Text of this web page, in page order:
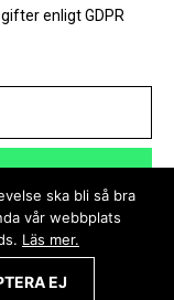
enligt GDPR
ska bli så bra
vår webbplats
Läs mer.
EJ